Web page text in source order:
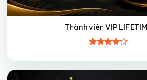
Thành viên VIP
xếp hạng
45 sao
Giảm giá!